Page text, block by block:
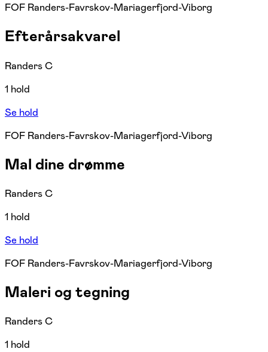
FOF Randers-Favrskov-Mariagerfjord-Viborg
Efterårsakvarel
Randers C
1 hold
Se hold
FOF Randers-Favrskov-Mariagerfjord-Viborg
Mal dine drømme
Randers C
1 hold
Se hold
FOF Randers-Favrskov-Mariagerfjord-Viborg
Maleri og tegning
Randers C
1 hold